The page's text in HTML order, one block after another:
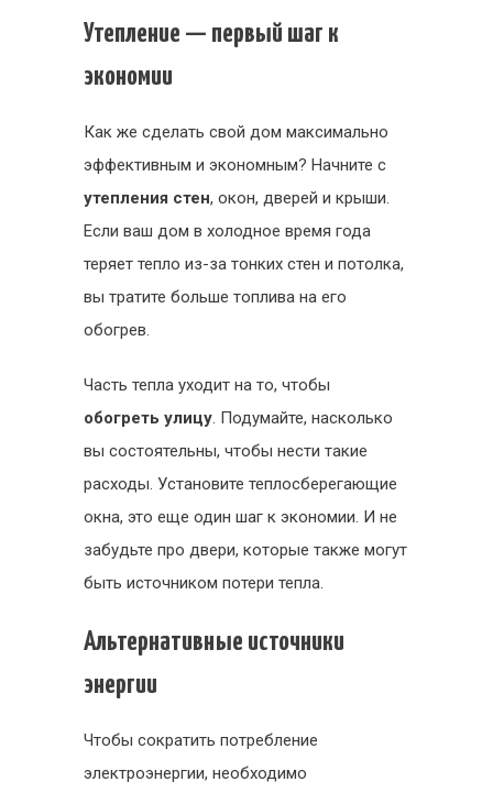
Утепление — первый шаг к
экономии
Как же сделать свой дом максимально
эффективным и экономным? Начните с
утепления стен, окон, дверей и крыши.
Если ваш дом в холодное время года
теряет тепло из-за тонких стен и потолка,
вы тратите больше топлива на его
обогрев.
Часть тепла уходит на то, чтобы
обогреть улицу. Подумайте, насколько
вы состоятельны, чтобы нести такие
расходы. Установите теплосберегающие
окна, это еще один шаг к экономии. И не
забудьте про двери, которые также могут
быть источником потери тепла.
Альтернативные источники
энергии
Чтобы сократить потребление
электроэнергии, необходимо